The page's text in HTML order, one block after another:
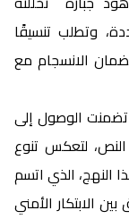
وتطلب تنسيقًا
الانسجام مع
تضمنت الوصول إلى
لتعكس تنوع
النهج، الذي اتسم
الابتكار الأمني